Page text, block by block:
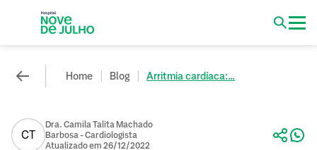
Home Blog Arritmia cardíaca:...
CT
Dra. Camila Talita Machado
Barbosa - Cardiologista
Atualizado em 26/12/2022